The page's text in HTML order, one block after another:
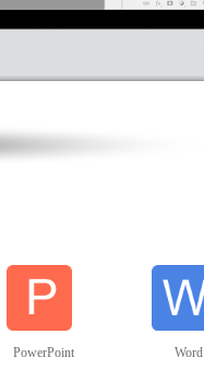
PowerPoint Word